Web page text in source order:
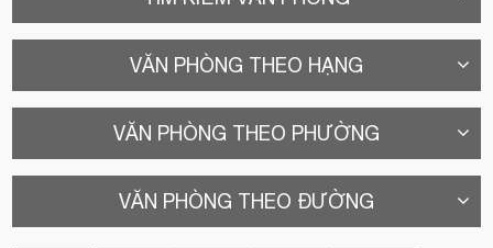
VĂN PHÒNG THEO HẠNG
VĂN PHÒNG THEO PHƯỜNG
VĂN PHÒNG THEO ĐƯỜNG